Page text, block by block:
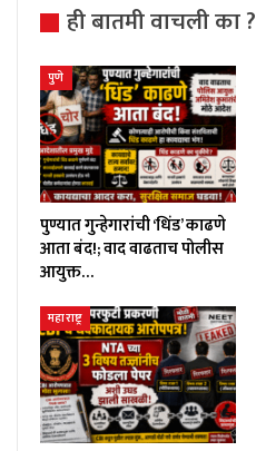
ही बातमी वाचली का ?
पुणे
पुण्यात गुन्हेगारांची ‘धिंड’ काढणे
आता बंद!; वाद वाढताच पोलीस
आयुक्त…
महाराष्ट्र